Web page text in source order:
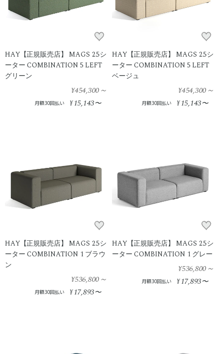
HAY【正規販売店】 MAGS 2.5シ
ーター COMBINATION 5 LEFT
グリーン
¥454,300～
月額30回払い ¥15,143〜
HAY【正規販売店】 MAGS 2.5シ
ーター COMBINATION 5 LEFT
ベージュ
¥454,300～
月額30回払い ¥15,143〜
HAY【正規販売店】 MAGS 2.5シ
ーター COMBINATION 1 ブラウ
ン
¥536,800～
月額30回払い ¥17,893〜
HAY【正規販売店】 MAGS 2.5シ
ーター COMBINATION 1 グレー
¥536,800～
月額30回払い ¥17,893〜